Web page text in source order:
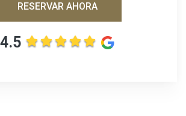
RESERVAR AHORA
4.5